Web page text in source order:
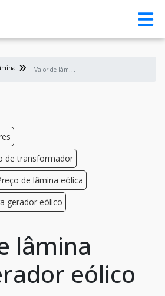
V
alor de lâmina para gerador eólico
de transformador
de lâmina eólica
gerador eólico
lâmina
eólico